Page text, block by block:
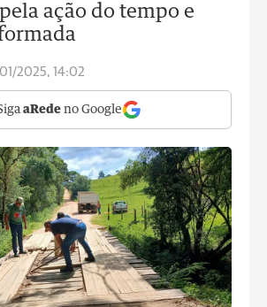
ação do tempo e
2025, 14:02
aRede no Google